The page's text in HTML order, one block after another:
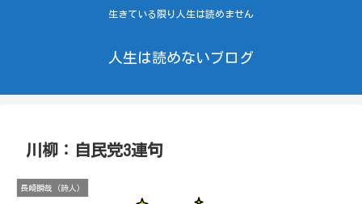
生きている限り人生は読めません
人生は読めないブログ
川柳：自民党3連句
長崎瞬哉（詩人）